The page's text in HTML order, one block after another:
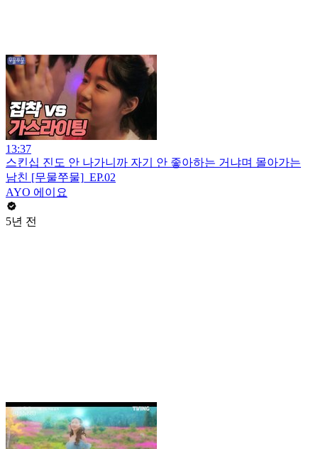
13:37
스킨십 진도 안 나가니까 자기 안 좋아하는 거냐며 몰아가는
남친 [무물쭈물]_EP.02
AYO 에이요
5년 전